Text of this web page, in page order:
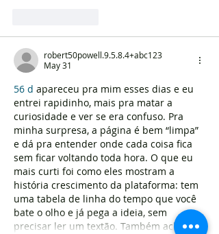
robert50powell.9.5.8.4+abc123
May 31
56 d apareceu pra mim esses dias e eu
entrei rapidinho, mais pra matar a
curiosidade e ver se era confuso. Pra
minha surpresa, a página é bem “limpa”
e dá pra entender onde cada coisa fica
sem ficar voltando toda hora. O que eu
mais curti foi como eles mostram a
história crescimento da plataforma: tem
uma tabela de linha do tempo que você
bate o olho e já pega a ideia, sem
precisar ler um textão. Também achei…